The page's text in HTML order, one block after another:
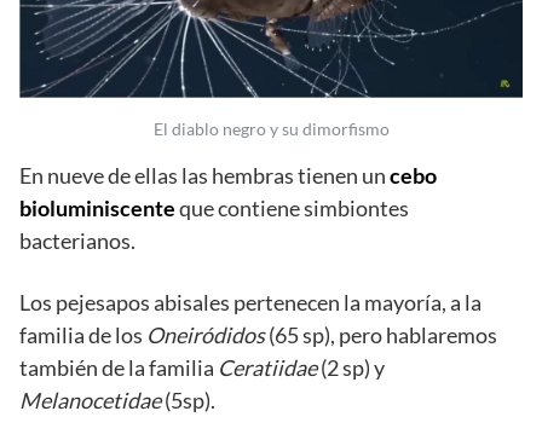
El diablo negro y su dimorfismo
En nueve de ellas las hembras tienen uncebo
bioluminiscenteque contiene simbiontes
bacterianos.
Los pejesapos abisales pertenecen la mayoría, a la
familia de los Oneiródidos(65 sp), pero hablaremos
también de la familia Ceratiidae(2 sp) y
Melanocetidae(5sp).